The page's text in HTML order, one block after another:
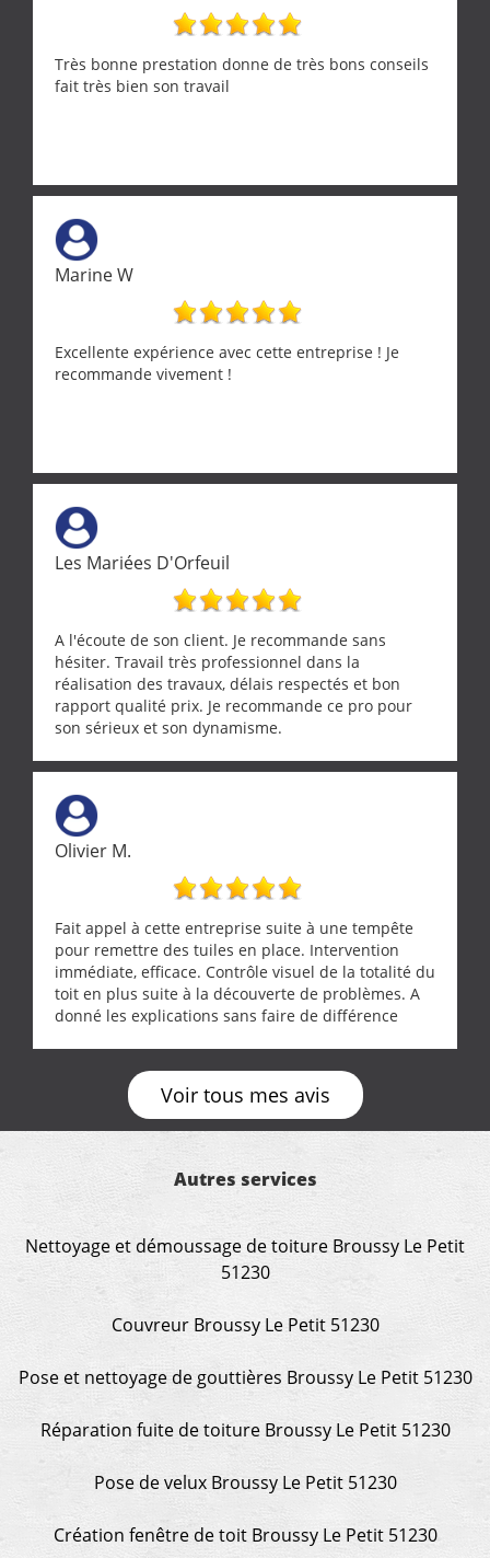
Très bonne prestation donne de très bons conseils
fait très bien son travail
Marine W
Excellente expérience avec cette entreprise ! Je
recommande vivement !
Les Mariées D'Orfeuil
A l'écoute de son client. Je recommande sans
hésiter. Travail très professionnel dans la
réalisation des travaux, délais respectés et bon
rapport qualité prix. Je recommande ce pro pour
son sérieux et son dynamisme.
Olivier M.
Fait appel à cette entreprise suite à une tempête
pour remettre des tuiles en place. Intervention
immédiate, efficace. Contrôle visuel de la totalité du
toit en plus suite à la découverte de problèmes. A
donné les explications sans faire de différence
Voir tous mes avis
Autres services
Nettoyage et démoussage de toiture Broussy Le Petit
51230
Couvreur Broussy Le Petit 51230
Pose et nettoyage de gouttières Broussy Le Petit 51230
Réparation fuite de toiture Broussy Le Petit 51230
Pose de velux Broussy Le Petit 51230
Création fenêtre de toit Broussy Le Petit 51230